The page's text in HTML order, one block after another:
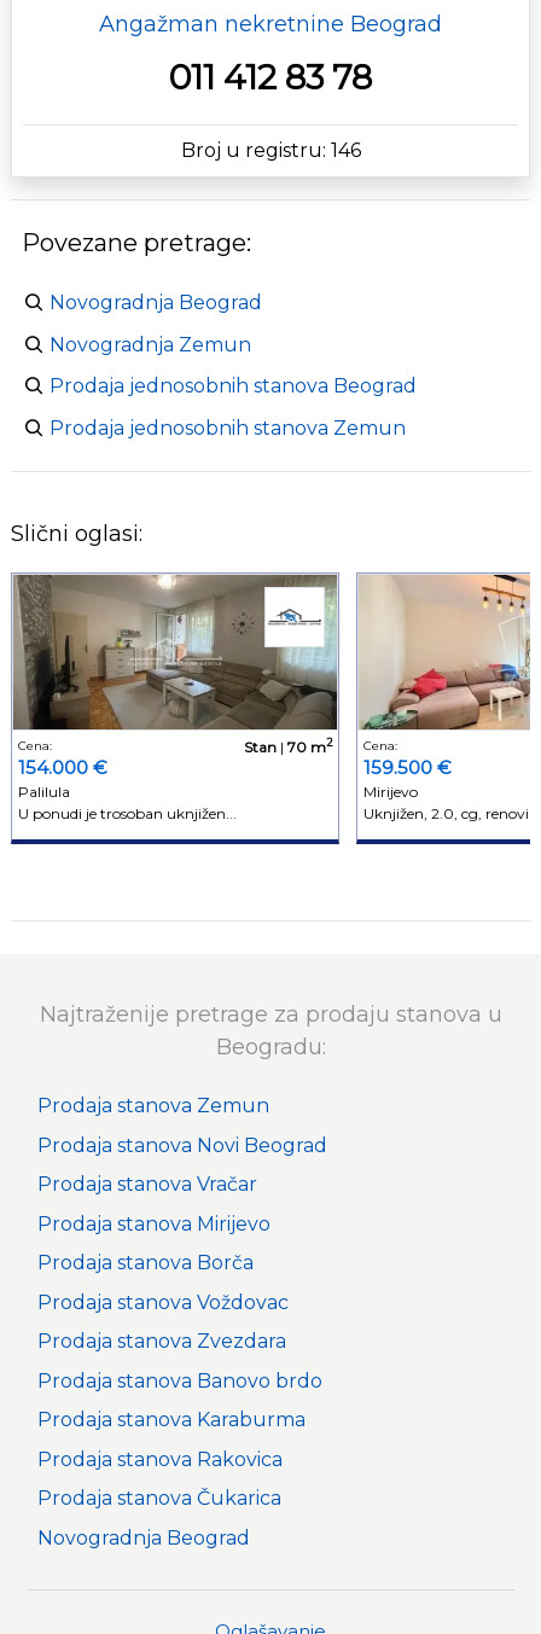
Angažman nekretnine Beograd
011 412 83 78
Broj u registru: 146
Povezane pretrage:
Novogradnja Beograd
Novogradnja Zemun
Prodaja jednosobnih stanova Beograd
Prodaja jednosobnih stanova Zemun
Slični oglasi:
Cena:
154.000 €
Stan| 70 m2
Palilula
U ponudi je trosoban uknjižen...
Cena:
159.500 €
Mirijevo
Uknjižen, 2.0, cg,
Najtraženije pretrage za prodaju stanova u
Beogradu:
Prodaja stanova Zemun
Prodaja stanova Novi Beograd
Prodaja stanova Vračar
Prodaja stanova Mirijevo
Prodaja stanova Borča
Prodaja stanova Voždovac
Prodaja stanova Zvezdara
Prodaja stanova Banovo brdo
Prodaja stanova Karaburma
Prodaja stanova Rakovica
Prodaja stanova Čukarica
Novogradnja Beograd